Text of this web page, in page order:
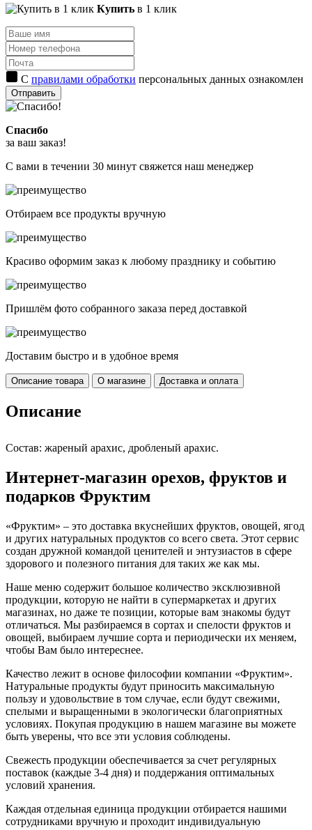
Купить в 1 клик
С правилами обработки персональных данных ознакомлен
Отправить
Спасибо
за ваш заказ!
С вами в течении 30 минут свяжется наш менеджер
Отбираем все продукты вручную
Красиво оформим заказ к любому празднику и событию
Пришлём фото собранного заказа перед доставкой
Доставим быстро и в удобное время
Описание товара О магазине Доставка и оплата
Описание
Состав: жареный арахис, дробленый арахис.
Интернет-магазин орехов, фруктов и
подарков Фруктим
«Фруктим» – это доставка вкуснейших фруктов, овощей, ягод
и других натуральных продуктов со всего света. Этот сервис
создан дружной командой ценителей и энтузиастов в сфере
здорового и полезного питания для таких же как мы.
Наше меню содержит большое количество эксклюзивной
продукции, которую не найти в супермаркетах и других
магазинах, но даже те позиции, которые вам знакомы будут
отличаться. Мы разбираемся в сортах и спелости фруктов и
овощей, выбираем лучшие сорта и периодически их меняем,
чтобы Вам было интереснее.
Качество лежит в основе философии компании «Фруктим».
Натуральные продукты будут приносить максимальную
пользу и удовольствие в том случае, если будут свежими,
cпелыми и выращенными в экологически благоприятных
условиях. Покупая продукцию в нашем магазине вы можете
быть уверены, что все эти условия соблюдены.
Свежесть продукции обеспечивается за счет регулярных
поставок (каждые 3-4 дня) и поддержания оптимальных
условий хранения.
Каждая отдельная единица продукции отбирается нашими
сотрудниками вручную и проходит индивидуальную